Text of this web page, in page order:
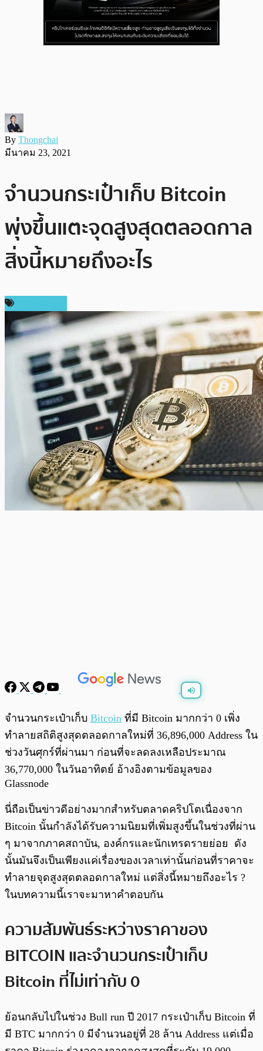
By Thongchai
มีนาคม 23, 2021
จำนวนกระเป๋าเก็บ Bitcoin
พุ่งขึ้นแตะจุดสูงสุดตลอดกาล
สิ่งนี้หมายถึงอะไร
0:00 0:00
จำนวนกระเป๋าเก็บ Bitcoin ที่มี Bitcoin มากกว่า 0 เพิ่ง
ทำลายสถิติสูงสุดตลอดกาลใหม่ที่ 36,896,000 Address ใน
ช่วงวันศุกร์ที่ผ่านมา ก่อนที่จะลดลงเหลือประมาณ
36,770,000 ในวันอาทิตย์ อ้างอิงตามข้อมูลของ
Glassnode
นี่ถือเป็นข่าวดีอย่างมากสำหรับตลาดคริปโตเนื่องจาก
Bitcoin นั้นกำลังได้รับความนิยมที่เพิ่มสูงขึ้นในช่วงที่ผ่าน
ๆ มาจากภาคสถาบัน, องค์กรและนักเทรดรายย่อย ดัง
นั้นมันจึงเป็นเพียงแค่เรื่องของเวลาเท่านั้นก่อนที่ราคาจะ
ทำลายจุดสูงสุดตลอดกาลใหม่ แต่สิ่งนี้หมายถึงอะไร ?
ในบทความนี้เราจะมาหาคำตอบกัน
ความสัมพันธ์ระหว่างราคาของ
BITCOIN และจำนวนกระเป๋าเก็บ
Bitcoin ที่ไม่เท่ากับ 0
ย้อนกลับไปในช่วง Bull run ปี 2017 กระเป๋าเก็บ Bitcoin ที่
มี BTC มากกว่า 0 มีจำนวนอยู่ที่ 28 ล้าน Address แต่เมื่อ